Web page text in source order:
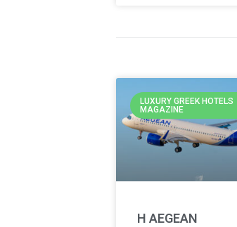
LUXURY GREEK HOTELS
MAGAZINE
Η AEGEAN